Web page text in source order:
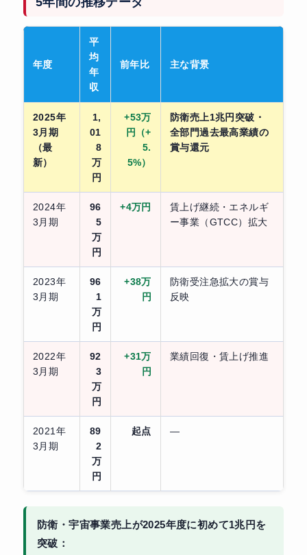
年度
平
均
年
収
前年比 主な背景
2025年
3月期
（最
新）
1,
01
8
万
円
+53万
円（+
5.
5%）
防衛売上1兆円突破・
全部門過去最高業績の
賞与還元
2024年
3月期
96
5
万
円
+4万円
賃上げ継続・エネルギ
ー事業（GTCC）拡大
2023年
3月期
96
1
万
円
+38万
円
防衛受注急拡大の賞与
反映
2022年
3月期
92
3
万
円
+31万
円
業績回復・賃上げ推進
2021年
3月期
89
2
万
円
起点 —
防衛・宇宙事業売上が2025年度に初めて1兆円を
突破：